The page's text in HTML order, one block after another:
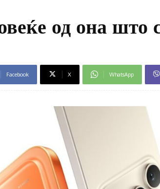
од она што
Facebook X WhatsApp